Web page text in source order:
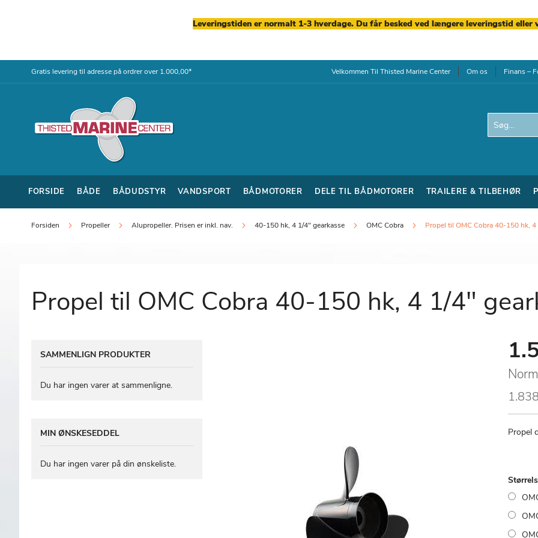
Leveringstiden er normalt 1-3 hverdage. Du får besked ved længere leveringstid eller
Gratis levering til adresse på ordrer over 1.000,00*Skip
Velkommen Til Thisted Marine Center Om os Finans –
Search
FORSIDE BÅDE BÅDUDSTYR VANDSPORT BÅDMOTORER DELE TIL BÅDMOTORER TRAILERE & TILBEHØR
Forsiden Propeller Alupropeller. Prisen er inkl. nav. 40-150 hk, 4 1/4" gearkasse OMC Cobra Propel til OMC Cobra 40-150 hk, 4
Propel til OMC Cobra 40-150 hk, 4 1/4"
Price
Propel
SAMMENLIGN PRODUKTER
Du har ingen varer at sammenligne.
MIN ØNSKESEDDEL
Du har ingen varer på din ønskeliste.